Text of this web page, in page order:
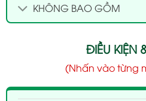
KHÔNG BAO GỒM
ĐIỀU KIỆN
(Nhấn vào từng